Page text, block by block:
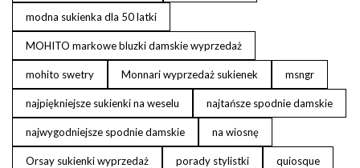
modna sukienka dla 50 latki
MOHITO markowe bluzki damskie wyprzedaż
mohito swetry Monnari wyprzedaż sukienek msngr
najpiękniejsze sukienki na weselu najtańsze spodnie damskie
najwygodniejsze spodnie damskie na wiosnę
Orsay sukienki wyprzedaż porady stylistki quiosque